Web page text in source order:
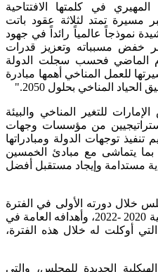
في كلمتها الافتتاحية
مسيرة تمتد لثلاثة عقود باتت
نموذجاً عالمياً رائداً في جهود
خفض مسبباته وتعزيز قدرات
الماضي فحسب سجلت الدولة
للعمل المناخي أهمها مبادرة
المناخي بحلول 2050."
للتغير المناخي والبيئة
من مؤسسات وجهات
توجهات الدولة ومبادراتها
يتماشى مع مبادئ الخمسين
مستدامة وإيجاد مستقبل أفضل
خلال دورته الأولى في الفترة
من 2016 وحتى 2019، ودورته الثانية 2020 -2022، وأهدافه العامة في
أوكلت له خلال هذه الفترة،
الجديدة للمجلس، والتي